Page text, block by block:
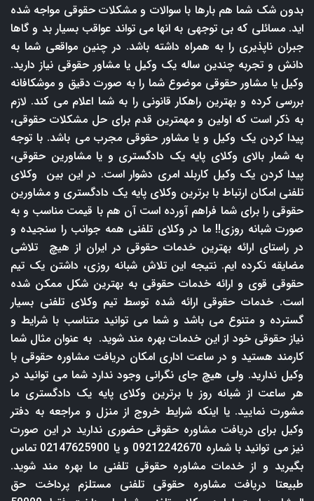
بدون شک شما هم بارها با سوالات و مشکلات حقوقی مواجه شده
اید. مسائلی که بی توجهی به انها می تواند عواقب بسیار بد و گاها
جبران ناپذیری را به همراه داشته باشد. در چنین مواقعی شما به
دانش و تجربه چندین ساله یک وکیل یا مشاور حقوقی نیاز دارید.
وکیل یا مشاور حقوقی موضوع شما را به صورت دقیق و موشکافانه
بررسی کرده و بهترین راهکار قانونی را به شما اعلام می کند. لازم
به ذکر است که اولین و مهمترین قدم برای حل مشکلات حقوقی،
پیدا کردن یک وکیل و یا مشاور حقوقی مجرب می باشد. با توجه
به شمار بالای وکلای پایه یک دادگستری و یا مشاورین حقوقی،
پیدا کردن یک وکیل کاربلد امری دشوار است. در این بین وکلای
تلفنی امکان ارتباط با برترین وکلای پایه یک دادگستری و مشاورین
حقوقی را برای شما فراهم آورده است آن هم با قیمت مناسب و به
صورت شبانه روزی!! ما در وکلای تلفنی همه جوانب را سنجیده و
در راستای ارائه بهترین خدمات حقوقی در ایران از هیچ تلاشی
مضایقه نکرده ایم. نتیجه این تلاش شبانه روزی، داشتن یک تیم
حقوقی قوی و ارائه خدمات حقوقی به بهترین شکل ممکن شده
است. خدمات حقوقی ارائه شده توسط تیم وکلای تلفنی بسیار
گسترده و متنوع می باشد و شما می توانید متناسب با شرایط و
نیاز حقوقی خود از این خدمات بهره مند شوید. به عنوان مثال شما
کارمند هستید و در ساعت اداری امکان دریافت مشاوره حقوقی با
وکیل ندارید. ولی هیچ جای نگرانی وجود ندارد شما می توانید در
هر ساعت از شبانه روز با برترین وکلای پایه یک دادگستری ما
مشورت نمایید. یا اینکه شرایط خروج از منزل و مراجعه به دفتر
وکیل برای دریافت مشاوره حقوقی حضوری ندارید در این صورت
نیز می توانید با شماره 09212242670 و یا 02147625900 تماس
بگیرید و از خدمات مشاوره حقوقی تلفنی ما بهره مند شوید.
طبیعتا دریافت مشاوره حقوقی تلفنی مستلزم پرداخت حق